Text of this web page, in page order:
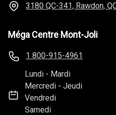
3180 QC-341, Rawdon,
Méga Centre Mont-Joli
1 800-915-4961
Lundi - Mardi
Mercredi -Jeudi
Vendredi
Samedi